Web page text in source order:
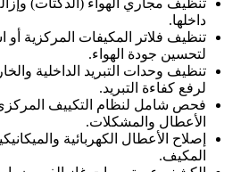
تنظيف مجاري الهواء (الدكتات) وإزالة
داخلها.
تنظيف فلاتر المكيفات المركزية أو
لتحسين جودة الهواء.
تنظيف وحدات التبريد الداخلية
لرفع كفاءة التبريد.
فحص شامل لنظام التكييف
الأعطال والمشكلات.
إصلاح الأعطال الكهربائية
المكيف.